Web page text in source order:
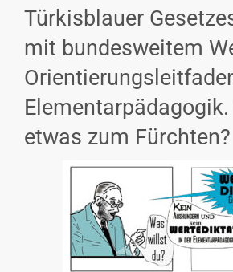
VERANSTALTUNGEN
INTERESSENSVERTRETUNG
Türkisblauer
mit bundesweitem
etwas zum Fürchten?